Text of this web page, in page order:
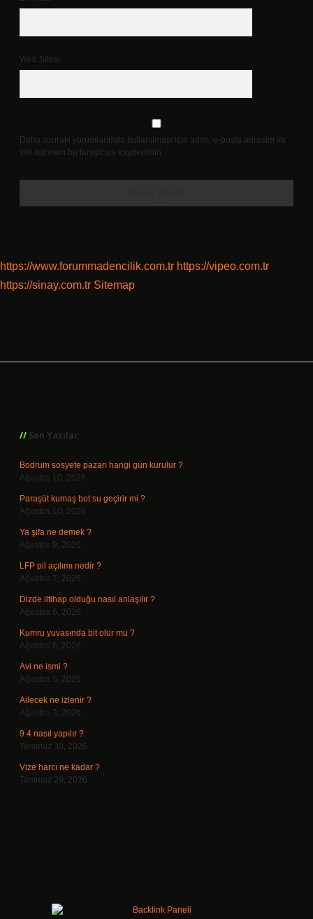
Web Sitesi
Daha sonraki yorumlarımda kullanılması için adım, e-posta adresim ve
site adresim bu tarayıcıya kaydedilsin.
https://www.forummadencilik.com.tr https://vipeo.com.tr
https://sinay.com.tr Sitemap
Son Yazılar
Bodrum sosyete pazarı hangi gün kurulur ?
Ağustos 10, 2026
Paraşüt kumaş bot su geçirir mi ?
Ağustos 10, 2026
Ya şifa ne demek ?
Ağustos 9, 2026
LFP pil açılımı nedir ?
Ağustos 7, 2026
Dizde iltihap olduğu nasıl anlaşılır ?
Ağustos 6, 2026
Kumru yuvasında bit olur mu ?
Ağustos 6, 2026
Avi ne ismi ?
Ağustos 5, 2026
Ailecek ne izlenir ?
Ağustos 3, 2026
9 4 nasıl yapılır ?
Temmuz 30, 2026
Vize harcı ne kadar ?
Temmuz 29, 2026